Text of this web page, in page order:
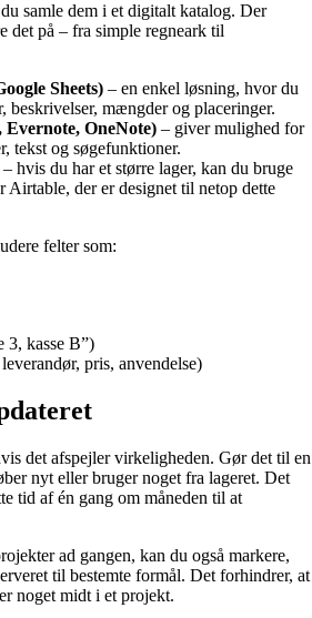
samle dem i et digitalt katalog. Der
det på – fra simple regneark til
Sheets) – en enkel løsning, hvor du
beskrivelser, mængder og placeringer.
OneNote) – giver mulighed for
tekst og søgefunktioner.
– hvis du har et større lager, kan du bruge
Airtable, der er designet til netop dette
felter som:
3, kasse B”)
pris, anvendelse)
det afspejler virkeligheden. Gør det til en
nyt eller bruger noget fra lageret. Det
tid af én gang om måneden til at
ad gangen, kan du også markere,
til bestemte formål. Det forhindrer, at
noget midt i et projekt.